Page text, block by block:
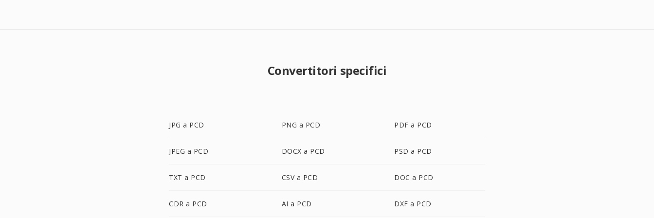
Convertitori specifici
JPG a PCD PNG a PCD PDF a PCD
JPEG a PCD DOCX a PCD PSD a PCD
TXT a PCD CSV a PCD DOC a PCD
CDR a PCD AI a PCD DXF a PCD